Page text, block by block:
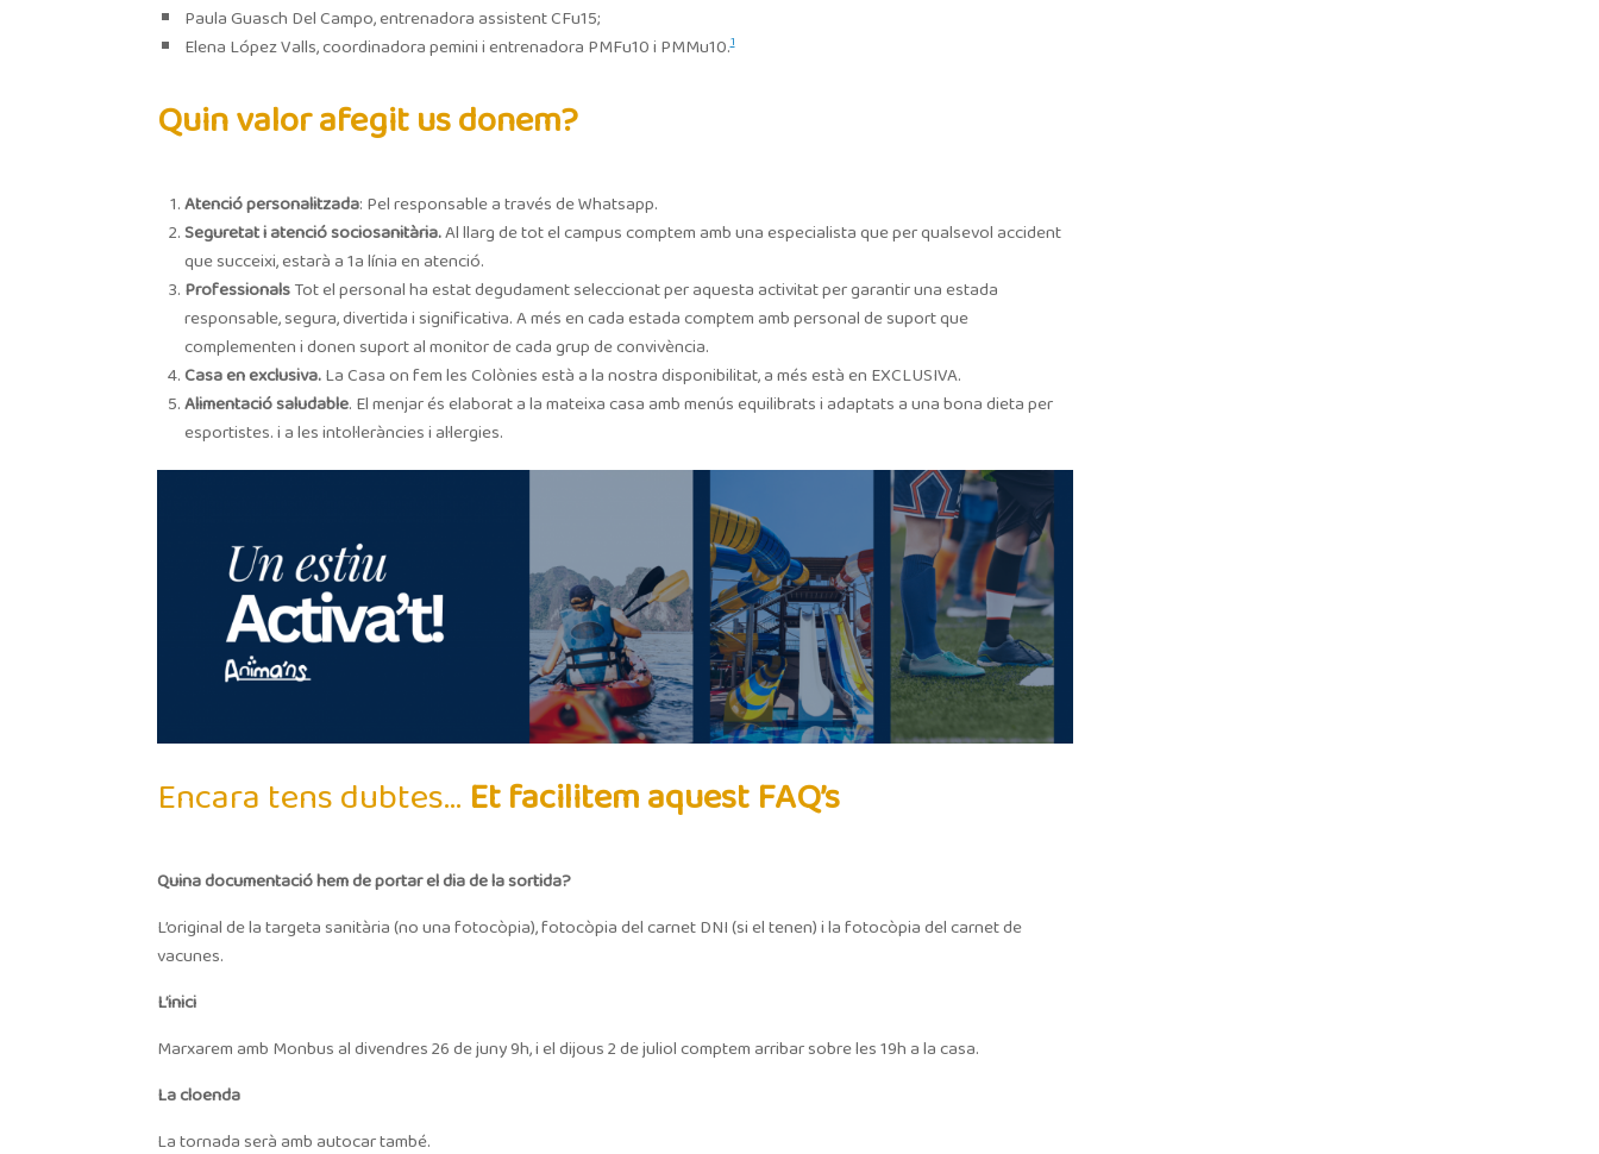
Paula Guasch Del Campo, entrenadora assistent CFu15;
Elena López Valls, coordinadora pemini i entrenadora PMFu10 i PMMu10.1
Quin valor afegit us donem?
Atenció personalitzada: Pel responsable a través de Whatsapp.
Seguretat i atenció sociosanitària.Al llarg de tot el campus comptem amb una especialista que per qualsevol accident
que succeixi, estarà a 1a línia en atenció.
ProfessionalsTot el personal ha estat degudament seleccionat per aquesta activitat per garantir una estada
responsable, segura, divertida i significativa. A més en cada estada comptem amb personal de suport que
complementen i donen suport al monitor de cada grup de convivència.
Casa en exclusiva.La Casa on fem les Colònies està a la nostra disponibilitat, a més està en EXCLUSIVA.
Alimentació saludable. El menjar és elaborat a la mateixa casa amb menús equilibrats i adaptats a una bona dieta per
esportistes. i a les intol·leràncies i al·lergies.
Encara tens dubtes…Et facilitem aquest FAQ’s
Quina documentació hem de portar el dia de la sortida?
L’original de la targeta sanitària (no una fotocòpia), fotocòpia del carnet DNI (si el tenen) i la fotocòpia del carnet de
vacunes.
L’inici
Marxarem amb Monbus al divendres 26 de juny 9h, i el dijous 2 de juliol comptem arribar sobre les 19h a la casa.
La cloenda